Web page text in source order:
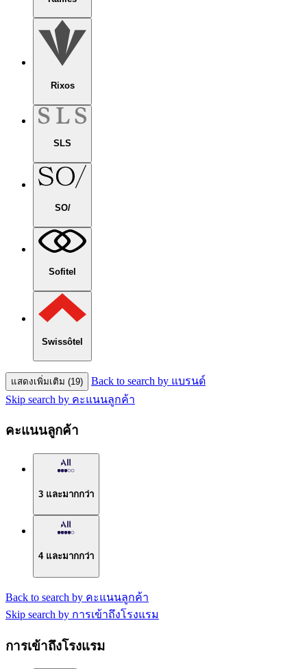
Rixos
SLS
SO/
Sofitel
Swissôtel
แสดงเพิ่มเติม (19)
Back to search by แบรนด์
Skip search by คะแนนลูกค้า
คะแนนลูกค้า
3 และมากกว่า
4 และมากกว่า
Back to search by คะแนนลูกค้า
Skip search by การเข้าถึงโรงแรม
การเข้าถึงโรงแรม